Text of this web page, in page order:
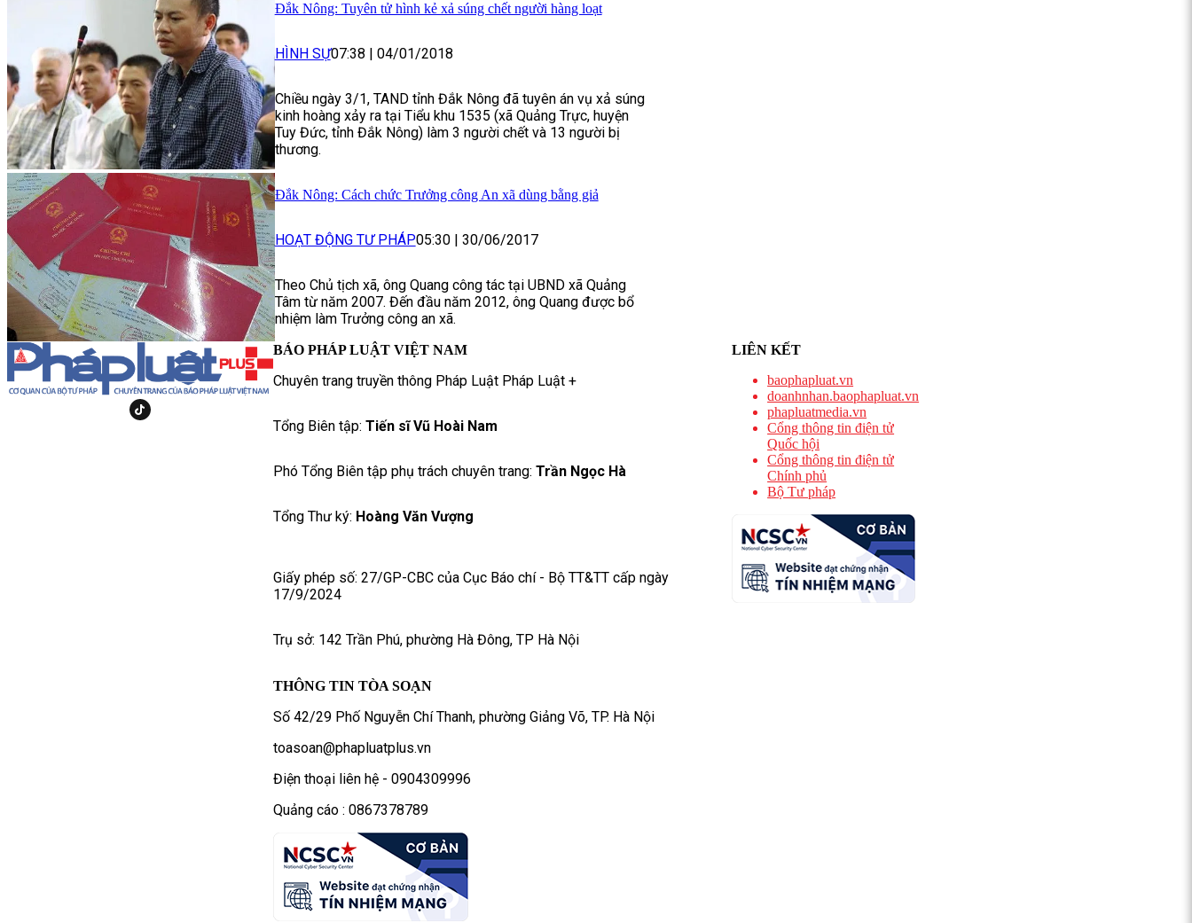
Đắk Nông: Tuyên tử hình kẻ xả súng chết người hàng loạt
HÌNH SỰ07:38 | 04/01/2018
Chiều ngày 3/1, TAND tỉnh Đắk Nông đã tuyên án vụ xả súng
kinh hoàng xảy ra tại Tiểu khu 1535 (xã Quảng Trực, huyện
Tuy Đức, tỉnh Đắk Nông) làm 3 người chết và 13 người bị
thương.
Đắk Nông: Cách chức Trưởng công An xã dùng bằng giả
HOẠT ĐỘNG TƯ PHÁP05:30 30/06/2017
Theo Chủ tịch xã, ông Quang công tác tại UBND xã Quảng
Tâm từ năm 2007. Đến đầu năm 2012, ông Quang được bổ
nhiệm làm Trưởng công an xã.
BÁO PHÁP LUẬT VIỆT NAM
Chuyên trang truyền thông Pháp Luật Pháp Luật +
Tổng Biên tập: Tiến sĩ Vũ Hoài Nam
Phó Tổng Biên tập phụ trách chuyên trang: Trần Ngọc Hà
Tổng Thư ký: Hoàng Văn Vượng
Giấy phép số: 27/GP-CBC của Cục Báo chí - Bộ TT&TT cấp ngày
17/9/2024
Trụ sở: 142 Trần Phú, phường Hà Đông, TP Hà Nội
THÔNG TIN TÒA SOẠN
Số 42/29 Phố Nguyễn Chí Thanh, phường Giảng Võ, TP. Hà Nội
toasoan@phapluatplus.vn
Điện thoại liên hệ - 0904309996
Quảng cáo : 0867378789
LIÊN KẾT
baophapluat.vn
doanhnhan.baophapluat.vn
phapluatmedia.vn
Cổng thông tin điện tử
Quốc hội
Cổng thông tin điện tử
Chính phủ
Bộ Tư pháp